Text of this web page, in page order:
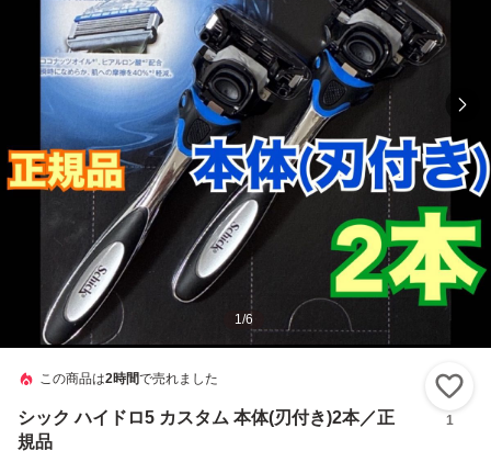
1/6
この商品は2時間で売れました
シック ハイドロ5 カスタム 本体(刃付き)2本／正
規品
1